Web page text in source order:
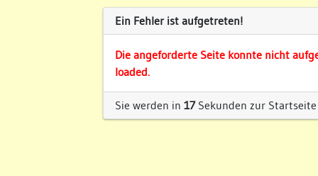
Ein Fehler ist aufgetreten!
Die angeforderte Seite konnte nicht
loaded.
Sie werden in 17Sekunden zur